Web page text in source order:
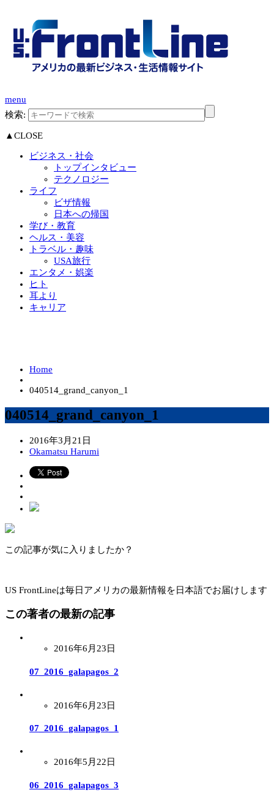
menu
検索:
▲CLOSE
ビジネス・社会
トップインタビュー
テクノロジー
ライフ
ビザ情報
日本への帰国
学び・教育
ヘルス・美容
トラベル・趣味
USA旅行
エンタメ・娯楽
ヒト
耳より
キャリア
Home
040514_grand_canyon_1
040514_grand_canyon_1
2016年3月21日
Okamatsu Harumi
この記事が気に入りましたか？
US FrontLineは毎日アメリカの最新情報を日本語でお届けします
この著者の最新の記事
2016年6月23日
07_2016_galapagos_2
2016年6月23日
07_2016_galapagos_1
2016年5月22日
06_2016_galapagos_3